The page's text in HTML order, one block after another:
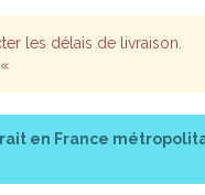
les délais de livraison.
«
en France